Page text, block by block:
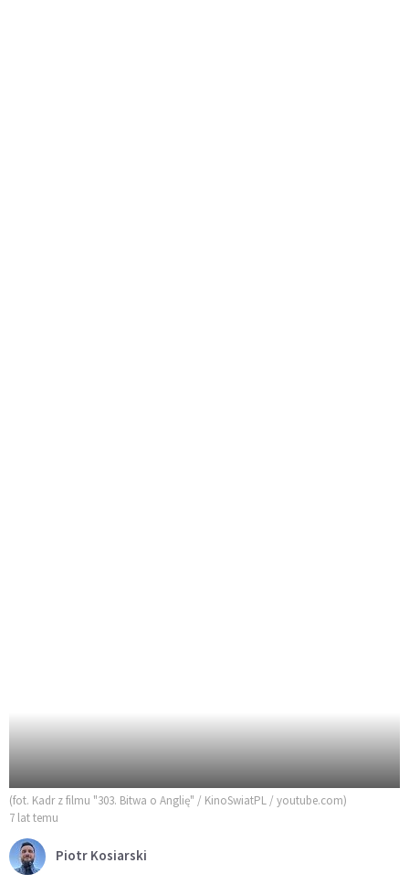
(fot. Kadr z filmu "303. Bitwa o Anglię" / KinoSwiatPL / youtube.com)
7 lat temu
Piotr Kosiarski